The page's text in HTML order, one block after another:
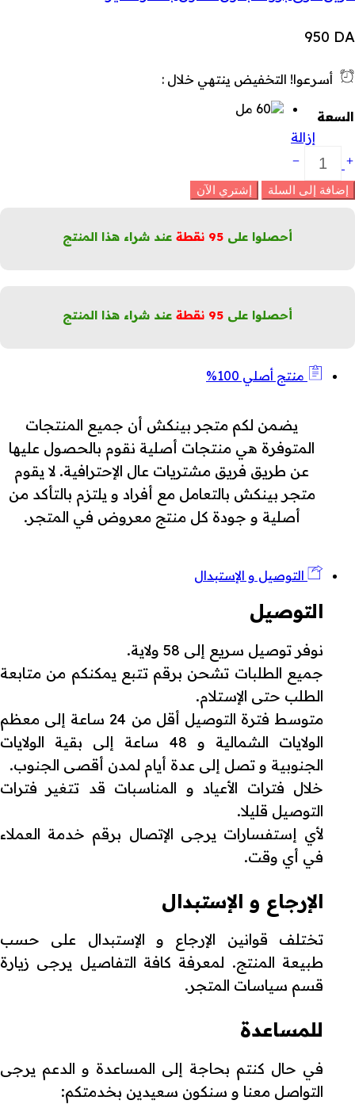
950 DA
أسرعوا! التخفيض ينتهي خلال :
السعة
إزالة
العرق
بتركيبة
خالية
إضافة إلى السلة إشتري الآن
أحصلوا على 95 نقطة عند شراء هذا المنتج
أحصلوا على 95 نقطة عند شراء هذا المنتج
منتج أصلي 100%
يضمن لكم متجر بينكش أن جميع المنتجات
المتوفرة هي منتجات أصلية نقوم بالحصول عليها
عن طريق فريق مشتريات عال الإحترافية. لا يقوم
متجر بينكش بالتعامل مع أفراد و يلتزم بالتأكد من
أصلية و جودة كل منتج معروض في المتجر.
التوصيل و الإستبدال
التوصيل
نوفر توصيل سريع إلى 58 ولاية.
جميع الطلبات تشحن برقم تتبع يمكنكم من متابعة
الطلب حتى الإستلام.
متوسط فترة التوصيل أقل من 24 ساعة إلى معظم
الولايات الشمالية و 48 ساعة إلى بقية الولايات
الجنوبية و تصل إلى عدة أيام لمدن أقصى الجنوب.
خلال فترات الأعياد و المناسبات قد تتغير فترات
التوصيل قليلا.
لأي إستفسارات يرجى الإتصال برقم خدمة العملاء
في أي وقت.
الإرجاع و الإستبدال
تختلف قوانين الإرجاع و الإستبدال على حسب
طبيعة المنتج. لمعرفة كافة التفاصيل يرجى زيارة
قسم سياسات المتجر.
للمساعدة
في حال كنتم بحاجة إلى المساعدة و الدعم يرجى
التواصل معنا و سنكون سعيدين بخدمتكم: